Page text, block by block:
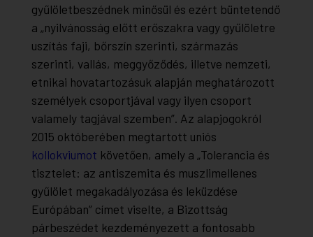
gyűlöletbeszédnek minősül és ezért büntetendő
a „nyilvánosság előtt erőszakra vagy gyűlöletre
uszítás faji, bőrszín szerinti, származás
szerinti, vallás, meggyőződés, illetve nemzeti,
etnikai hovatartozásuk alapján meghatározott
személyek csoportjával vagy ilyen csoport
valamely tagjával szemben”. Az alapjogokról
2015 októberében megtartott uniós
kollokviumot követően, amely a „Tolerancia és
tisztelet: az antiszemita és muszlimellenes
gyűlölet megakadályozása és leküzdése
Európában” címet viselte, a Bizottság
párbeszédet kezdeményezett a fontosabb